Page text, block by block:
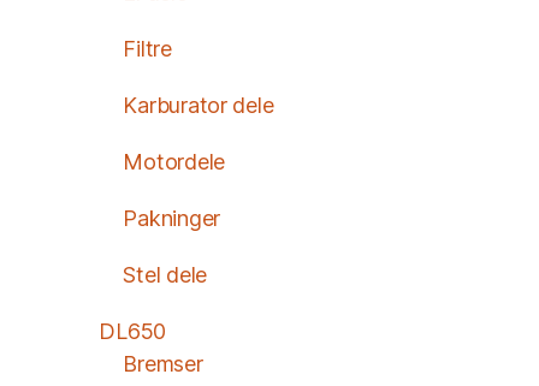
Filtre
Karburator dele
Motordele
Pakninger
Stel dele
DL650
Bremser